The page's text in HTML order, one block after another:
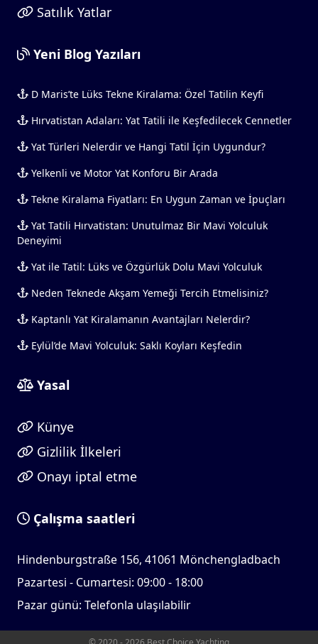
Satılık Yatlar
Yeni Blog Yazıları
D Maris’te Lüks Tekne Kiralama: Özel Tatilin Keyfi
Hırvatistan Adaları: Yat Tatili ile Keşfedilecek Cennetler
Yat Türleri Nelerdir ve Hangi Tatil İçin Uygundur?
Yelkenli ve Motor Yat Konforu Bir Arada
Tekne Kiralama Fiyatları: En Uygun Zaman ve İpuçları
Yat Tatili Hırvatistan: Unutulmaz Bir Mavi Yolculuk
Deneyimi
Yat ile Tatil: Lüks ve Özgürlük Dolu Mavi Yolculuk
Neden Teknede Akşam Yemeği Tercih Etmelisiniz?
Kaptanlı Yat Kiralamanın Avantajları Nelerdir?
Eylül’de Mavi Yolculuk: Saklı Koyları Keşfedin
Yasal
Künye
Gizlilik İlkeleri
Onayı iptal etme
Çalışma saatleri
Hindenburgstraße 156, 41061 Mönchengladbach
Pazartesi - Cumartesi: 09:00 - 18:00
Pazar günü: Telefonla ulaşılabilir